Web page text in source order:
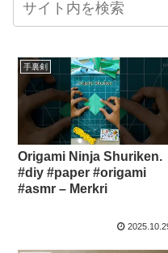
手裏剣
Origami Ninja Shuriken.
#diy #paper #origami
#asmr – Merkri